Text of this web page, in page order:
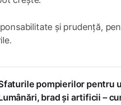
și prudență,
pompierilor pentru
brad și artificii –